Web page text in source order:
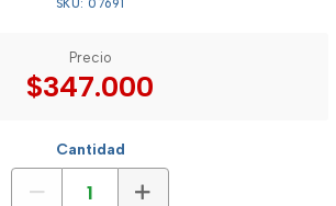
SKU: 07691
Precio
$347.000
Cantidad